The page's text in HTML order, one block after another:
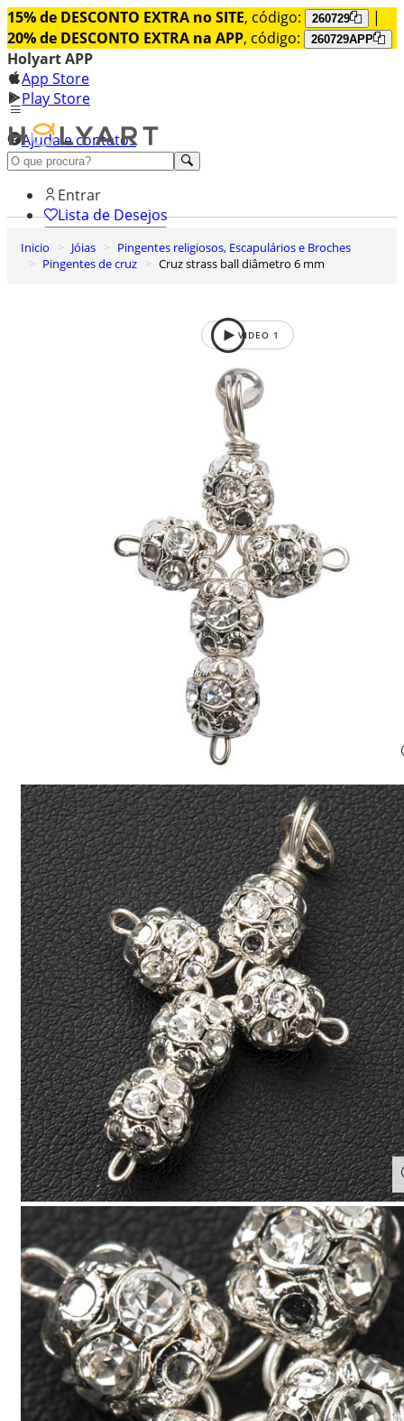
15% de DESCONTO EXTRA no SITE, código: 260729
|
20% de DESCONTO EXTRA na APP, código: 260729APP
Holyart APP
App Store
Play Store
Ajuda e contatos
Conheça premium
Entrar
Lista de Desejos
0
Carrinho de Compras
Inicio Jóias
Pingentes religiosos, Escapulários e Broches
Pingentes de cruz
Cruz strass ball diâmetro 6 mm
VIDEO 1